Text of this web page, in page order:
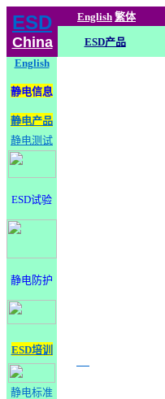
ESD
China
English 繁体
ESD产品
English
静电信息
静电产品
静电测试
ESD试验
静电防护
ESD培训
静电标准